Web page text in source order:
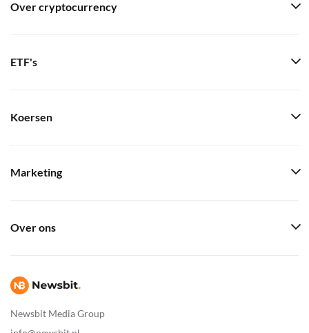
Newsbit Media Group
Over cryptocurrency
ETF's
Koersen
Marketing
Over ons